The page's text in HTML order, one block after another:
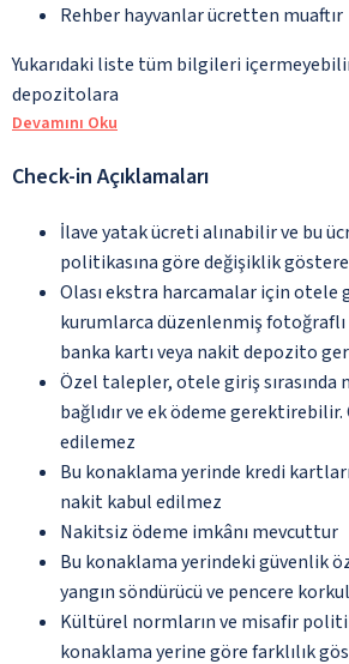
Rehber hayvanlar ücretten muaftır
Yukarıdaki liste tüm bilgileri
depozitolara
Devamını Oku
Check-in Açıklamaları
İlave yatak ücreti alınabilir ve bu
politikasına göre değişiklik
Olası ekstra harcamalar için otele
kurumlarca düzenlenmiş
banka kartı veya nakit depozito
Özel talepler, otele giriş sırasında
bağlıdır ve ek ödeme
edilemez
Bu konaklama yerinde kredi
nakit kabul edilmez
Nakitsiz ödeme imkânı mevcuttur
Bu konaklama yerindeki güvenlik
yangın söndürücü ve pencere
Kültürel normların ve misafir
konaklama yerine göre farklılık